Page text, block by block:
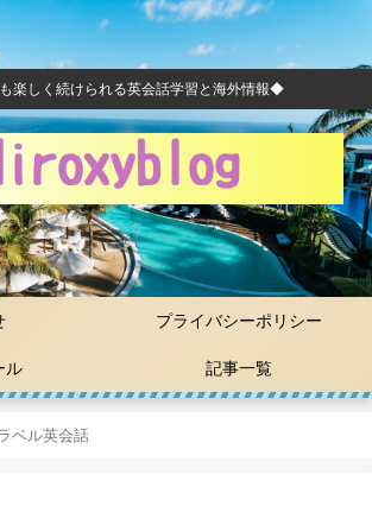
楽しく続けられる英会話学習と海外情報◆
せ プライバシーポリシー
ル 記事一覧
ベル英会話